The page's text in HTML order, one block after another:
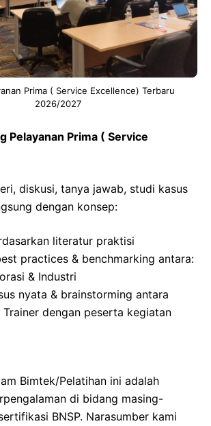
Prima ( Service Excellence) Terbaru
2026/2027
Pelayanan Prima ( Service
diskusi, tanya jawab, studi kasus
dengan konsep:
literatur praktisi
practices & benchmarking antara:
& Industri
nyata & brainstorming antara
dengan peserta kegiatan
Bimtek/Pelatihan ini adalah
di bidang masing-
BNSP. Narasumber kami